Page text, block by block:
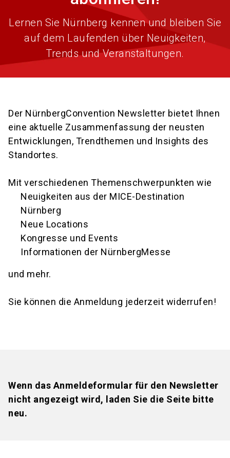
Lernen Sie Nürnberg kennen und bleiben Sie
auf dem Laufenden über Neuigkeiten,
Trends und Veranstaltungen.
Der NürnbergConvention Newsletter bietet Ihnen
eine aktuelle Zusammenfassung der neusten
Entwicklungen, Trendthemen und Insights des
Standortes.
Mit verschiedenen Themenschwerpunkten wie
Neuigkeiten aus der MICE-Destination
Nürnberg
Neue Locations
Kongresse und Events
Informationen der NürnbergMesse
und mehr.
Sie können die Anmeldung jederzeit widerrufen!
Wenn das Anmeldeformular für den Newsletter
nicht angezeigt wird, laden Sie die Seite bitte
neu.